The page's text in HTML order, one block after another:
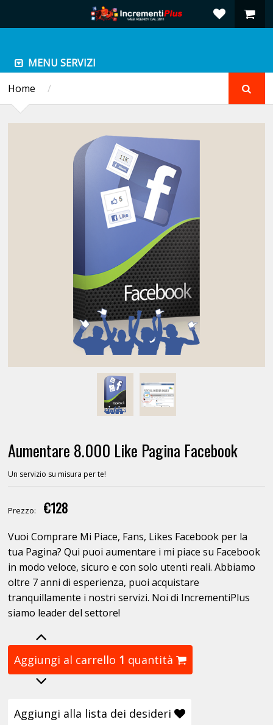
MENU SERVIZI
Home
/
Aumentare 8.000 Like Pagina Facebook
Un servizio su misura per te!
Prezzo: €128
Vuoi Comprare Mi Piace, Fans, Likes Facebook per la
tua Pagina? Qui puoi aumentare i mi piace su Facebook
in modo veloce, sicuro e con solo utenti reali. Abbiamo
oltre 7 anni di esperienza, puoi acquistare
tranquillamente i nostri servizi. Noi di IncrementiPlus
siamo leader del settore!
Aggiungi al carrello 1 quantità
Aggiungi alla lista dei desideri